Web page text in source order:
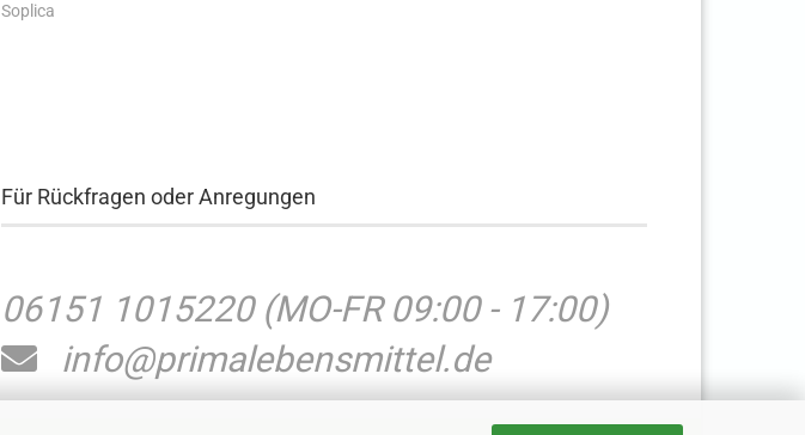
Soplica
Für Rückfragen oder Anregungen
06151 1015220(MO-FR 09:00 - 17:00)
info@primalebensmittel.de